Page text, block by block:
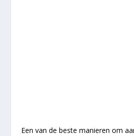
Een van de beste manieren om